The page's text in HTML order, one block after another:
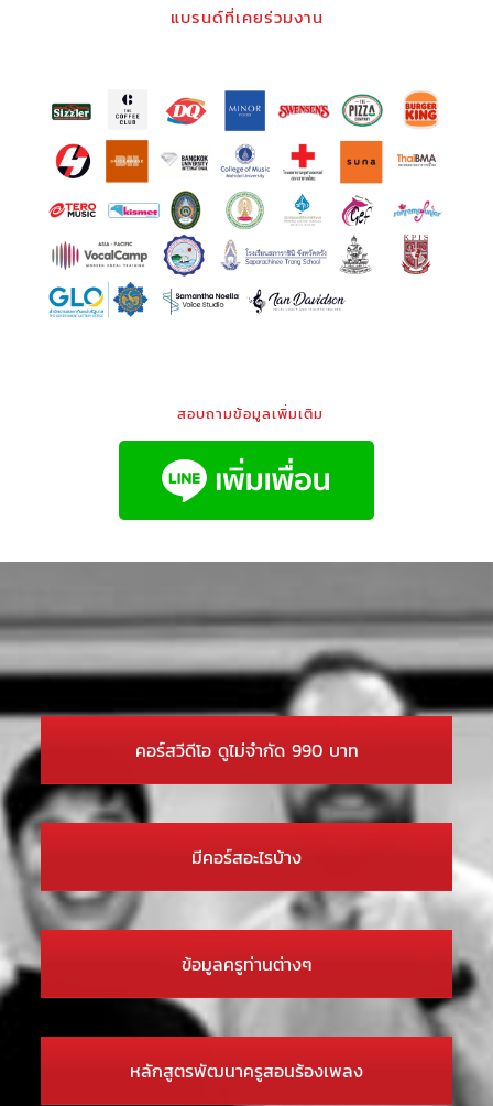
แบรนด์ที่เคยร่วมงาน
สอบถามข้อมูลเพิ่มเติม
คอร์สวีดีโอ ดูไม่จำกัด 990 บาท
มีคอร์สอะไรบ้าง
ข้อมูลครูท่านต่างๆ
หลักสูตรพัฒนาครูสอนร้องเพลง